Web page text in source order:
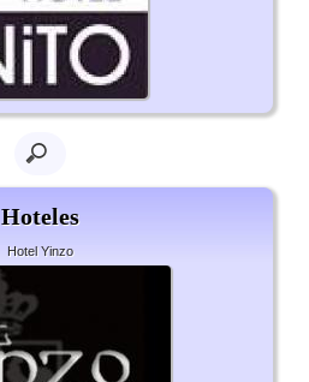
Hoteles
Hotel Yinzo